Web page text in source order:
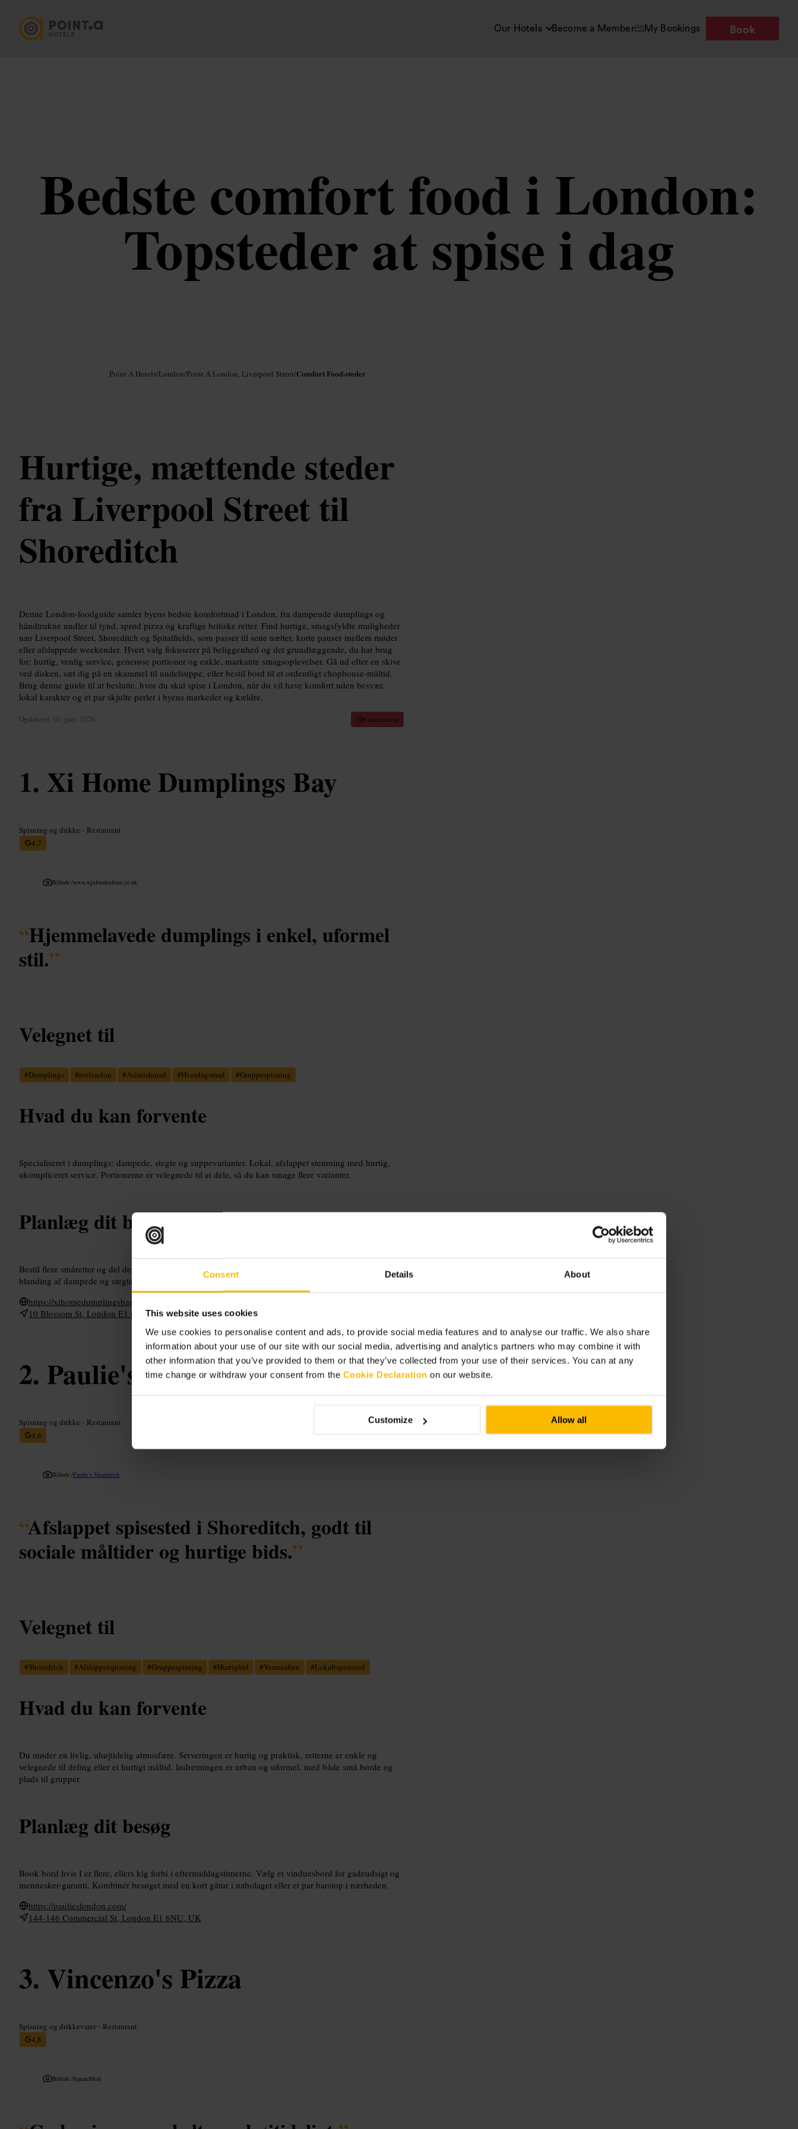
Consent Details About
This website uses cookies
We use cookies to personalise content and ads, to provide social media features and to analyse our traffic. We also share
information about your use of our site with our social media, advertising and analytics partners who may combine it with
other information that you’ve provided to them or that they’ve collected from your use of their services. You can at any
time change or withdraw your consent from the Cookie Declaration on our website.
Customize Allow all
Our Hotels Become a Member My Bookings Book
Bedste comfort food i London:
Topsteder at spise i dag
Point A Hotels/London/Point A London, Liverpool Street/Comfort Food-steder
Hurtige, mættende steder
fra Liverpool Street til
Shoreditch
Denne London-foodguide samler byens bedste komfortmad i London, fra dampende dumplings og
håndtrukne nudler til tynd, sprød pizza og kraftige britiske retter. Find hurtige, smagsfyldte muligheder
nær Liverpool Street, Shoreditch og Spitalfields, som passer til sene nætter, korte pauser mellem møder
eller afslappede weekender. Hvert valg fokuserer på beliggenhed og det grundlæggende, du har brug
for: hurtig, venlig service, generøse portioner og enkle, markante smagsoplevelser. Gå ud efter en skive
ved disken, sæt dig på en skammel til nudelsuppe, eller bestil bord til et ordentligt chophouse-måltid.
Brug denne guide til at beslutte, hvor du skal spise i London, når du vil have komfort uden besvær,
lokal karakter og et par skjulte perler i byens markeder og kældre.
Opdateret 10. juni 2026 8 min læsning
Xi Home Dumplings Bay
Spisning og drikke • Restaurant
4,7
Billede /www.wjxfoodculture.co.uk
“Hjemmelavede dumplings i enkel, uformel
stil.”
Velegnet til
#Dumplings #østlondon #Asiatiskmad #Hverdagsmad #Gruppespisning
Hvad du kan forvente
Specialiseret i dumplings: dampede, stegte og suppevarianter. Lokal, afslappet stemning med hurtig,
ukompliceret service. Portionerne er velegnede til at dele, så du kan smage flere varianter.
Planlæg dit besøg
Bestil flere småretter og del dem rundt om bordet, så I prøver flere fyld og teksturer. Start med en
blanding af dampede og stegte dumplings. Tag hensyn til pladsen, sid tæt hvis I er en lille gruppe.
https://xihomedumplingsbay.co.uk/
10 Blossom St, London E1 6PL, UK
Paulie's Shoreditch
Spisning og drikke • Restaurant
4,6
Billede /Paulie’s Shoreditch
“Afslappet spisested i Shoreditch, godt til
sociale måltider og hurtige bids.”
Velegnet til
#Shoreditch #Afslappetspisning #Gruppespisning #Hurtigbid #Venneaften #Lokaltspisested
Hvad du kan forvente
Du møder en livlig, uhøjtidelig atmosfære. Serveringen er hurtig og praktisk, retterne er enkle og
velegnede til deling eller et hurtigt måltid. Indretningen er urban og uformel, med både små borde og
plads til grupper.
Planlæg dit besøg
Book bord hvis I er flere, ellers kig forbi i eftermiddagstimerne. Vælg et vinduesbord for gadeudsigt og
mennesker-garanti. Kombinér besøget med en kort gåtur i nabolaget eller et par barstop i nærheden.
https://paulieslondon.com/
144-146 Commercial St, London E1 6NU, UK
Vincenzo's Pizza
Spisning og drikkevarer • Restaurant
4,8
Billede /SquareMeal